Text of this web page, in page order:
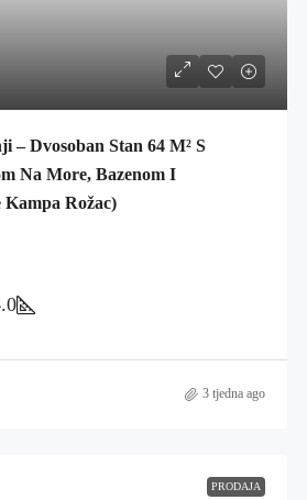
– Dvosoban Stan 64 M² S
Na More, Bazenom I
Kampa Rožac)
3 tjedna ago
PRODAJA